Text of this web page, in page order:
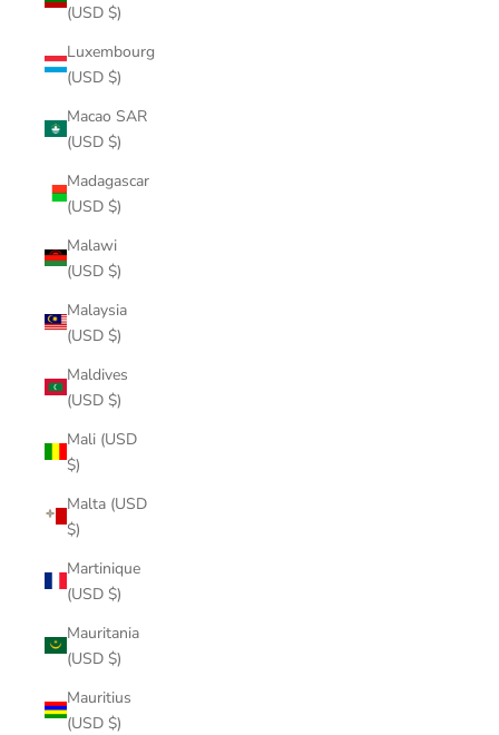
(USD $)
Luxembourg
(USD $)
Macao SAR
(USD $)
Madagascar
(USD $)
Malawi
(USD $)
Malaysia
(USD $)
Maldives
(USD $)
Mali (USD
$)
Malta (USD
$)
Martinique
(USD $)
Mauritania
(USD $)
Mauritius
(USD $)